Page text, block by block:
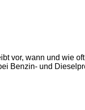
vor, wann und wie
Benzin- und